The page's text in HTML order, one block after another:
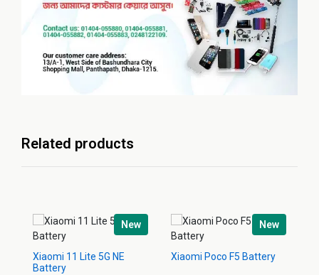
Related products
New
Xiaomi 11 Lite 5G NE
Battery
New
Xiaomi Poco F5 Battery